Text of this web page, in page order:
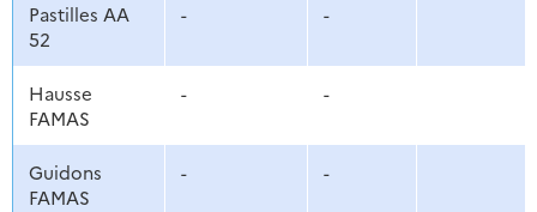
Pastilles AA
52
- -
Hausse
FAMAS
- -
Guidons
FAMAS
- -